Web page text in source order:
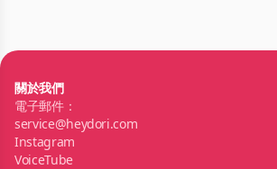
關於我們
電子郵件：
service@heydori.com
Instagram
VoiceTube